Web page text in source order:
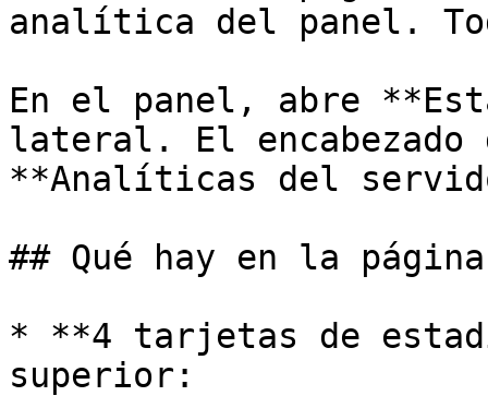
analítica del panel.
En el panel, abre
lateral. El encabezado
**Analíticas del
## Qué hay en la página
* **4 tarjetas de
superior: